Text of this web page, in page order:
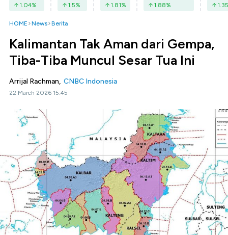
1.04% 1.5% 1.81% 1.88% 1.35
HOME News Berita
Kalimantan Tak Aman dari Gempa,
Tiba-Tiba Muncul Sesar Tua Ini
Arrijal Rachman, CNBC Indonesia
22 March 2026 15:45